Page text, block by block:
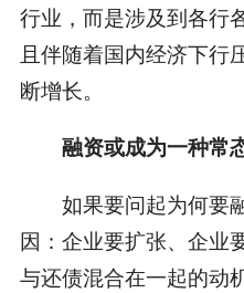
行业，而是涉及到各行
且伴随着国内经济下行
断增长。
融资或成为一种常
如果要问起为何要
因：企业要扩张、企业
与还债混合在一起的动